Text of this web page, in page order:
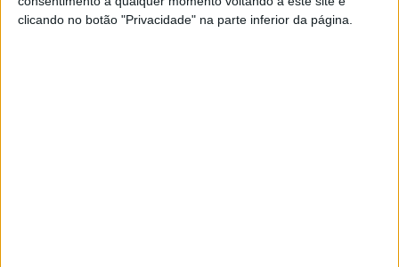
clicando no botão "Privacidade" na parte inferior da página.